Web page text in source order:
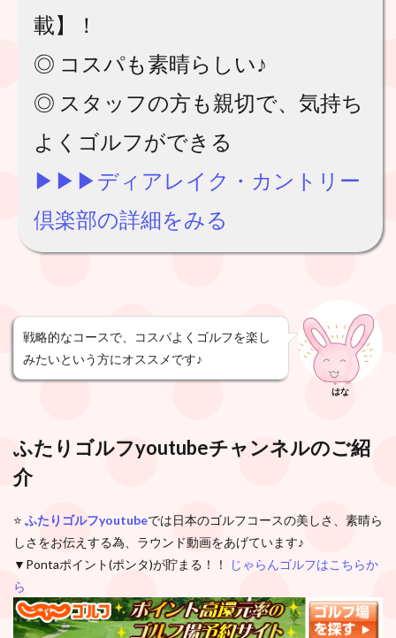
載】！
◎ コスパも素晴らしい♪
◎ スタッフの方も親切で、気持ち
よくゴルフができる
▶︎▶︎▶︎ディアレイク・カントリー
倶楽部の詳細をみる
戦略的なコースで、コスパよくゴルフを楽し
みたいという方にオススメです♪
はな
ふたりゴルフyoutubeチャンネルのご紹
介
⭐️ ふたりゴルフyoutubeでは日本のゴルフコースの美しさ、素晴ら
しさをお伝えする為、ラウンド動画をあげています♪
▼Pontaポイント(ポンタ)が貯まる！！
じゃらんゴルフはこちらか
ら